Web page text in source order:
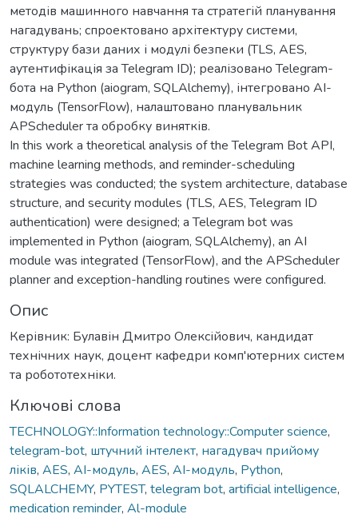
методів машинного навчання та стратегій планування
нагадувань; спроектовано архітектуру системи,
структуру бази даних і модулі безпеки (TLS, AES,
аутентифікація за Telegram ID); реалізовано Telegram-
бота на Python (aiogram, SQLAlchemy), інтегровано AI-
модуль (TensorFlow), налаштовано планувальник
APScheduler та обробку винятків.
In this work a theoretical analysis of the Telegram Bot API,
machine learning methods, and reminder-scheduling
strategies was conducted; the system architecture, database
structure, and security modules (TLS, AES, Telegram ID
authentication) were designed; a Telegram bot was
implemented in Python (aiogram, SQLAlchemy), an AI
module was integrated (TensorFlow), and the APScheduler
planner and exception-handling routines were configured.
Опис
Керівник: Булавін Дмитро Олексійович, кандидат
технічних наук, доцент кафедри комп'ютерних систем
та робототехніки.
Ключові слова
TECHNOLOGY::Information technology::Computer science,
telegram-bot, штучний інтелект, нагадувач прийому
ліків, AES, AI-модуль, AES, AI-модуль, Python,
SQLALCHEMY, PYTEST, telegram bot, artificial intelligence,
medication reminder, Al-module